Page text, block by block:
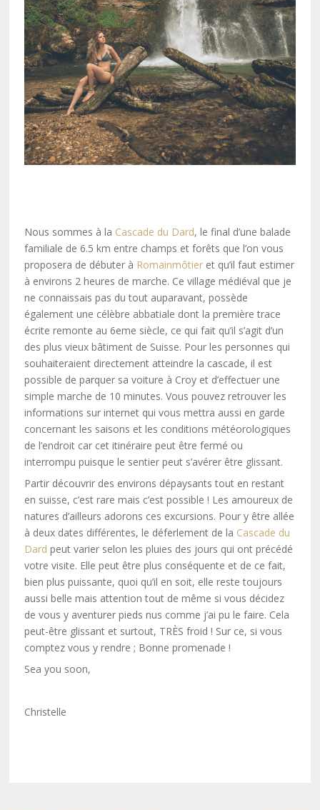
Nous sommes à la Cascade du Dard, le final d’une balade
familiale de 6.5 km entre champs et forêts que l’on vous
proposera de débuter à Romainmôtier et qu’il faut estimer
à environs 2 heures de marche. Ce village médiéval que je
ne connaissais pas du tout auparavant, possède
également une célèbre abbatiale dont la première trace
écrite remonte au 6eme siècle, ce qui fait qu’il s’agit d’un
des plus vieux bâtiment de Suisse. Pour les personnes qui
souhaiteraient directement atteindre la cascade, il est
possible de parquer sa voiture à Croy et d’effectuer une
simple marche de 10 minutes. Vous pouvez retrouver les
informations sur internet qui vous mettra aussi en garde
concernant les saisons et les conditions météorologiques
de l’endroit car cet itinéraire peut être fermé ou
interrompu puisque le sentier peut s’avérer être glissant.
Partir découvrir des environs dépaysants tout en restant
en suisse, c’est rare mais c’est possible ! Les amoureux de
natures d’ailleurs adorons ces excursions. Pour y être allée
à deux dates différentes, le déferlement de la Cascade du
Dard peut varier selon les pluies des jours qui ont précédé
votre visite. Elle peut être plus conséquente et de ce fait,
bien plus puissante, quoi qu’il en soit, elle reste toujours
aussi belle mais attention tout de même si vous décidez
de vous y aventurer pieds nus comme j’ai pu le faire. Cela
peut-être glissant et surtout, TRÈS froid ! Sur ce, si vous
comptez vous y rendre ; Bonne promenade !
Sea you soon,
Christelle